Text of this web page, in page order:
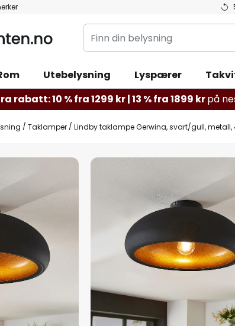
Finn
din
Utebelysning Lyspærer
rabatt: 10 % fra 1299 kr | 13 % fra 1899 krpå
Taklamper Lindby taklampe Gerwina, svart/gull, metall,